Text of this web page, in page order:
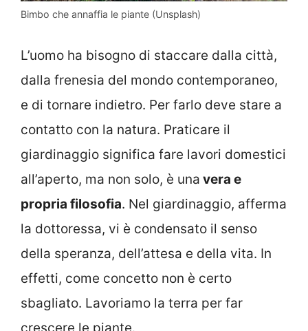
Bimbo che annaffia le piante (Unsplash)
L’uomo ha bisogno di staccare dalla città,
dalla frenesia del mondo contemporaneo,
e di tornare indietro. Per farlo deve stare a
contatto con la natura. Praticare il
giardinaggio significa fare lavori domestici
all’aperto, ma non solo, è una vera e
propria filosofia. Nel giardinaggio, afferma
la dottoressa, vi è condensato il senso
della speranza, dell’attesa e della vita. In
effetti, come concetto non è certo
sbagliato. Lavoriamo la terra per far
crescere le piante.